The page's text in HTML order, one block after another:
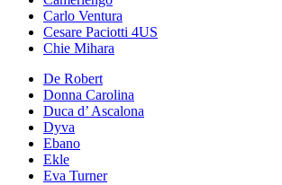
Carlo Ventura
Cesare Paciotti 4US
Chie Mihara
De Robert
Donna Carolina
Duca d’ Ascalona
Dyva
Ebano
Ekle
Eva Turner